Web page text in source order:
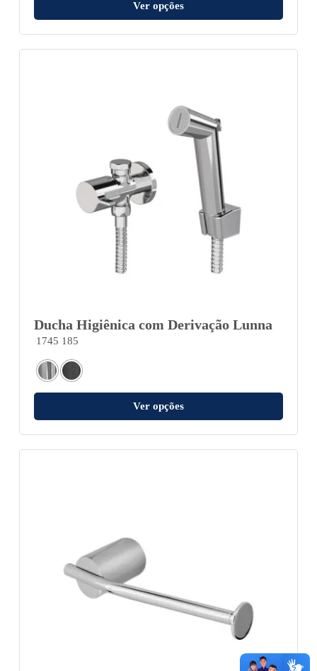
Ver opções
Ducha Higiênica com Derivação Lunna
1745 185
Ver opções